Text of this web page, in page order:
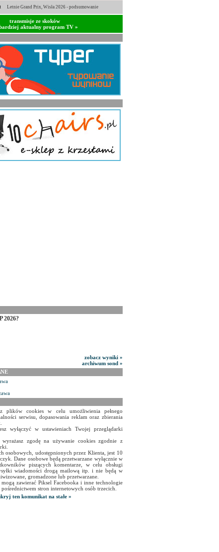
Letnie Grand Prix, Wisła 2026 - podsumowanie
transmisje ze skoków
aktualny program TV »
2026?
zobacz wyniki »
archiwum sond »
plików cookies w celu umożliwienia pełnego
serwisu, dopasowania reklam oraz zbierania
wyłączyć w ustawieniach Twojej przeglądarki
wyrażasz zgodę na używanie cookies zgodnie z
osobowych, udostępnionych przez Klienta, jest 10
Dane osobowe będą przetwarzane wyłącznie w
piszących komentarze, w celu obsługi
wiadomości drogą mailową itp. i nie będą w
gromadzone lub przetwarzane.
mogą zawierać Piksel Facebooka i inne technologie
pośrednictwem stron internetowych osób trzecich.
ten komunikat na stałe »